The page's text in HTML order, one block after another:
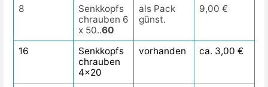
8
Senkkopfs
chrauben 6
x 50..60
als Pack
günst.
9,00 €
16
Senkkopfs
chrauben
4x20
vorhanden ca. 3,00 €